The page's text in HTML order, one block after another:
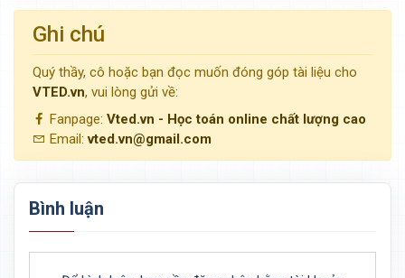
Ghi chú
Quý thầy, cô hoặc bạn đọc muốn đóng góp tài liệu cho
VTED.vn, vui lòng gửi về:
Fanpage: Vted.vn - Học toán online chất lượng cao
Email:vted.vn@gmail.com
Bình luận